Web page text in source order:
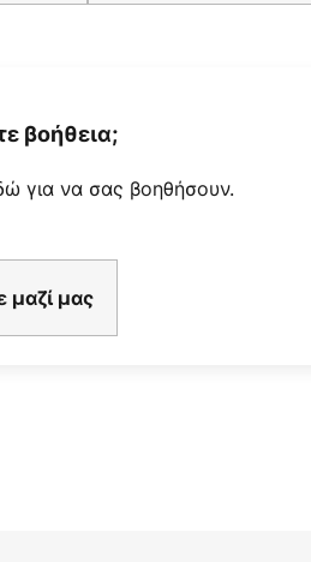
βοήθεια;
για να σας βοηθήσουν.
μαζί μας